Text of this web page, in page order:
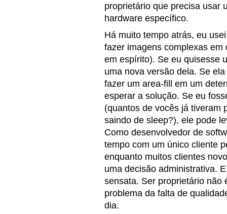
proprietário que precisa usar
hardware específico.
Há muito tempo atrás, eu
fazer imagens complexas
em espírito). Se eu quisesse
uma nova versão dela. Se
fazer um area-fill em um
esperar a solução. Se eu
(quantos de vocês já tiveram
saindo de sleep?), ele pode
Como desenvolvedor de
tempo com um único cliente
enquanto muitos clientes
uma decisão administrativa.
sensata. Ser proprietário não
problema da falta de
dia.